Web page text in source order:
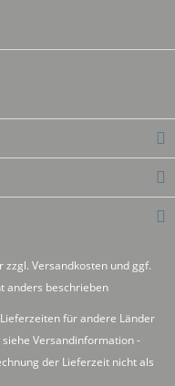
zzgl. Versandkosten und ggf.
anders beschrieben
für andere Länder
Versandinformation-
der Lieferzeit nicht als